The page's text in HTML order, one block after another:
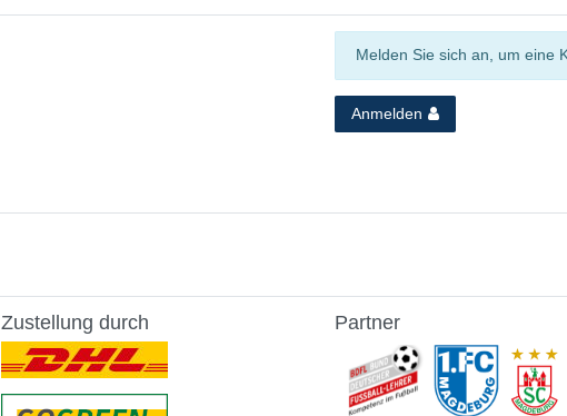
Melden Sie sich an, um eine
Anmelden
Zustellung durch Partner